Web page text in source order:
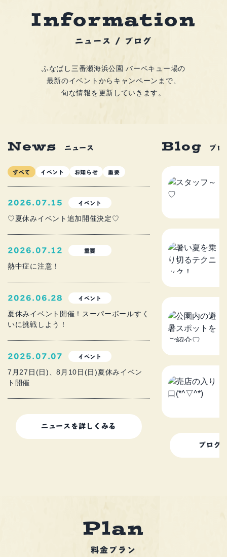
Information
ニュース / ブログ
ふなばし三番瀬海浜公園 バーベキュー場の
最新のイベントからキャンペーンまで、
旬な情報を更新していきます。
News ニュース
すべて イベント お知らせ 重要
2026.07.15 イベント
♡夏休みイベント追加開催決定♡
2026.07.12 重要
熱中症に注意！
2026.06.28 イベント
夏休みイベント開催！スーパーボールすく
いに挑戦しよう！
2025.07.07 イベント
7月27日(日)、8月10日(日)夏休みイベン
ト開催
ニュースを詳しくみる
Blog ブロ
ブログ
Plan
料金プラン